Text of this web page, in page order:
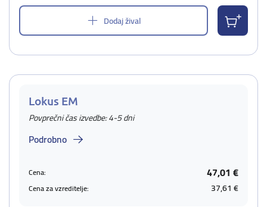
Dodaj žival
Lokus EM
Povprečni čas izvedbe: 4-5 dni
Podrobno
Cena: 47,01 €
Cena za vzreditelje: 37,61 €